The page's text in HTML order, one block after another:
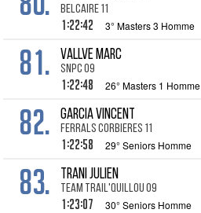
Belcaire 11
1:22:42 3° Masters 3 Homme
81. VALLVE Marc
SNPC 09
1:22:48 26° Masters 1 Homme
82. GARCIA Vincent
Ferrals Corbieres 11
1:22:58 29° Seniors Homme
83. TRANI Julien
Team Trail'quillou 09
1:23:07 30° Seniors Homme